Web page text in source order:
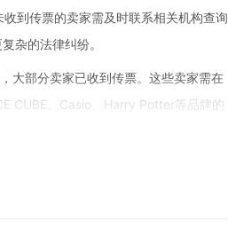
到传票的卖家需及时联系相关机构查询
杂的法律纠纷。
大部分卖家已收到传票。这些卖家需在
CUBE、Casio、Harry Potter等品牌的
决令。未联系律师或未达成和解预期的
店铺已获批缺席判决令，账户资金将于